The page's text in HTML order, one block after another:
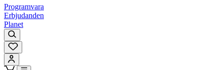
Programvara
Erbjudanden
Planet